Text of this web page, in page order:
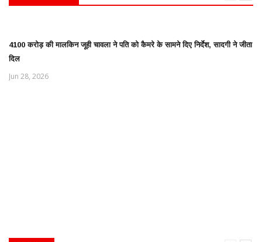
4100 करोड़ की मालकिन जूही चावला ने पति को कैमरे के सामने दिए निर्देश, सादगी ने जीता
दिल
Jun 28, 2026